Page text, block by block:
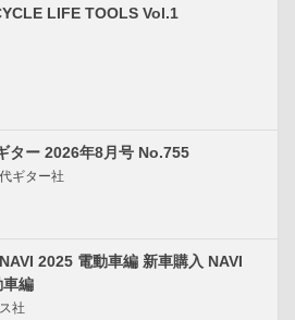
LIFE TOOLS Vol.1
ター 2026年8月号 No.755
ギター社
2025 電動車編 新車購入 NAVI
編
社